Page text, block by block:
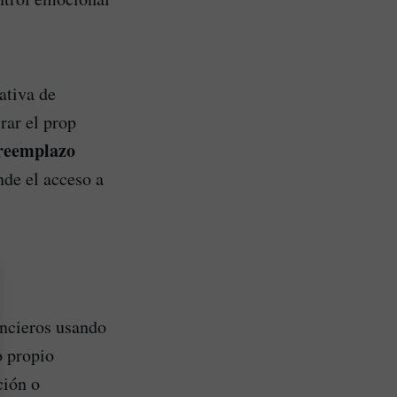
de
el prop
el acceso a
usando
propio
o